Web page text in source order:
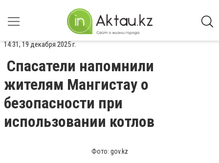
14:31, 19 декабря 2025 г.
Спасатели напомнили
жителям Мангистау о
безопасности при
использовании котлов
Фото: gov.kz